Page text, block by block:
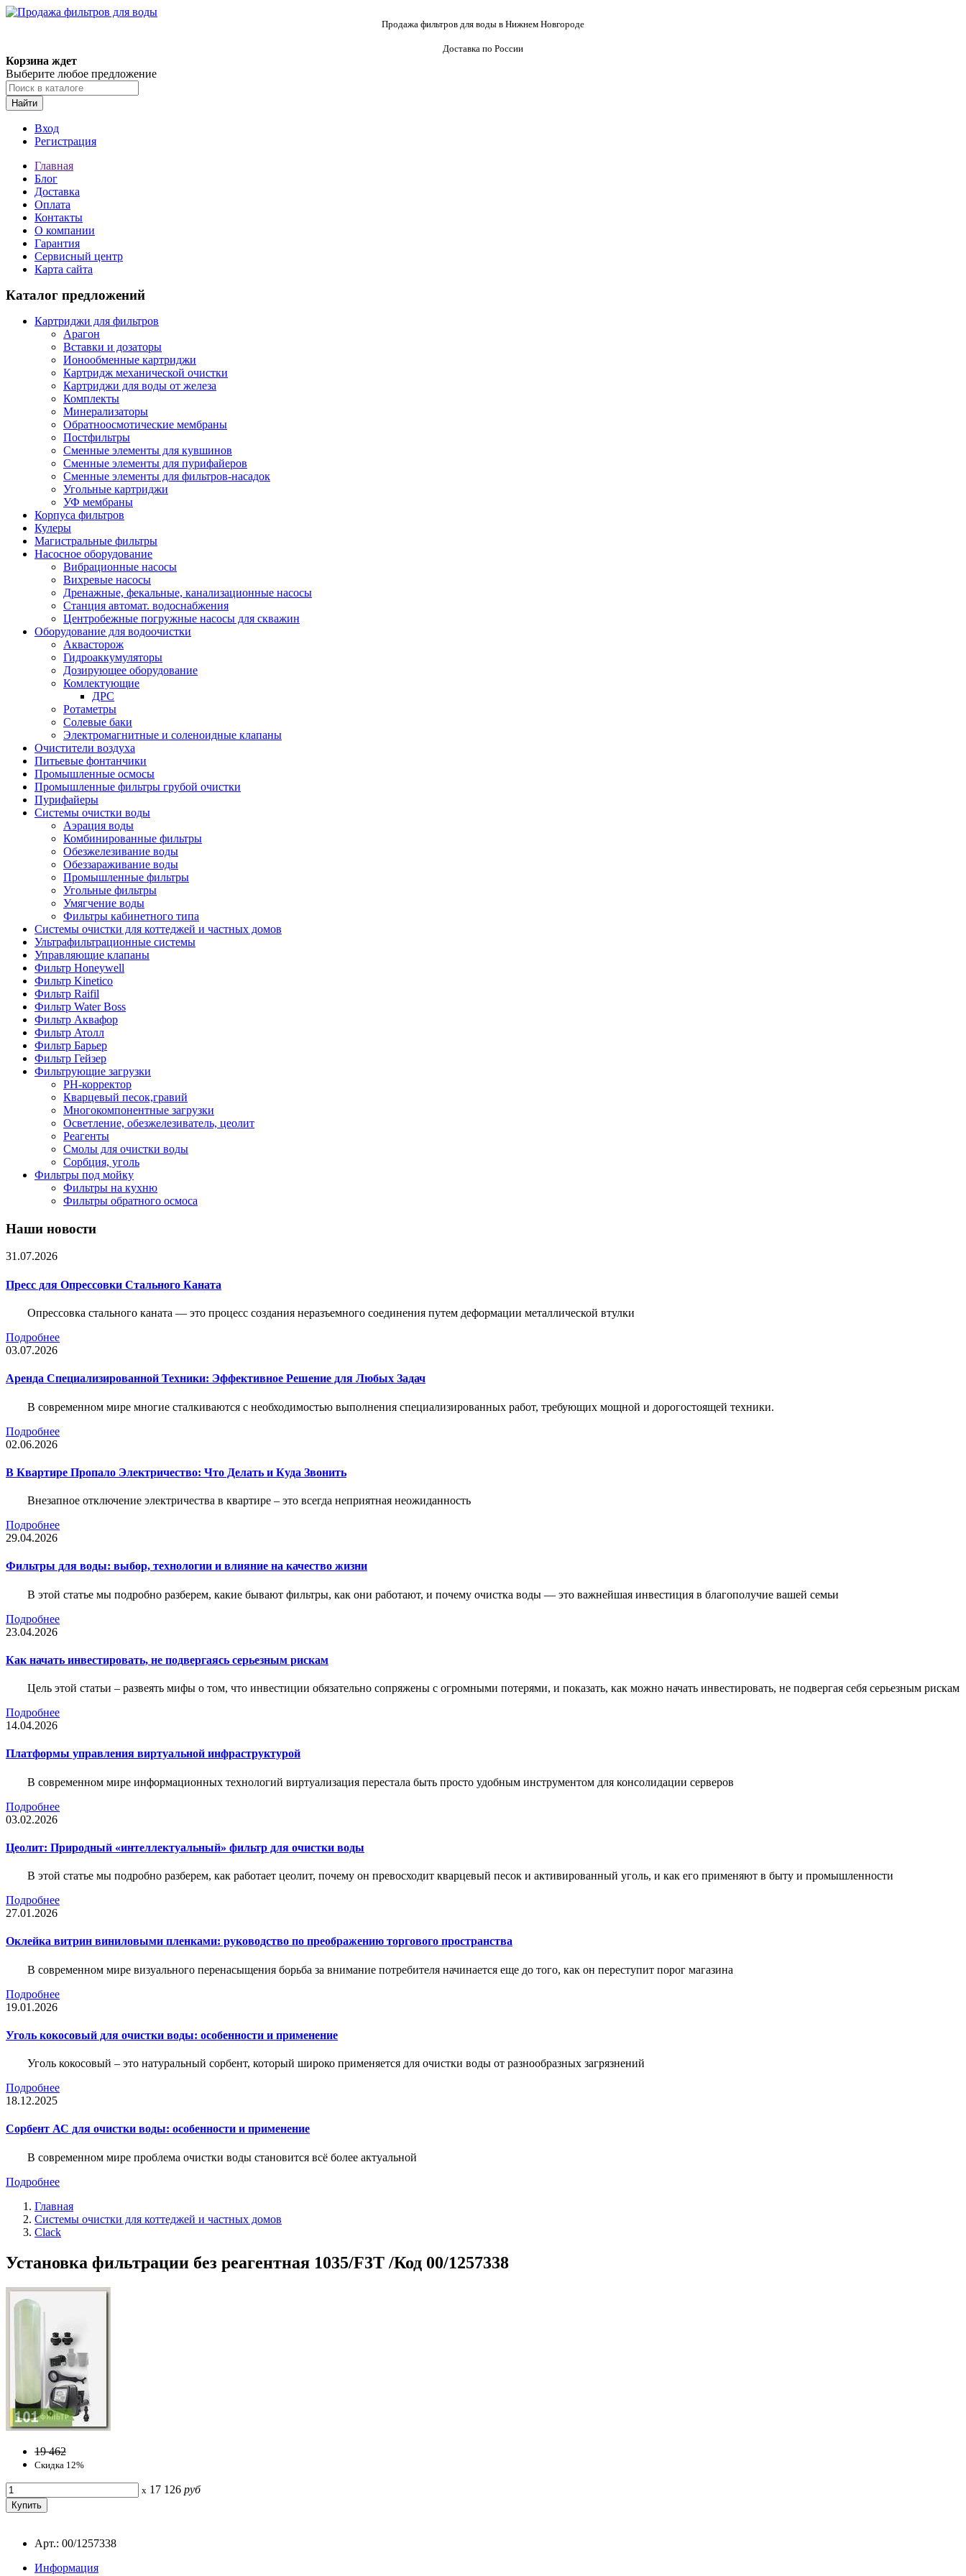
Продажа фильтров для воды в Нижнем Новгороде
Доставка по России
Корзина ждет
Выберите любое предложение
Найти
Вход
Регистрация
Главная
Блог
Доставка
Оплата
Контакты
О компании
Гарантия
Сервисный центр
Карта сайта
Каталог предложений
Картриджи для фильтров
Арагон
Вставки и дозаторы
Ионообменные картриджи
Картридж механической очистки
Картриджи для воды от железа
Комплекты
Минерализаторы
Обратноосмотические мембраны
Постфильтры
Сменные элементы для кувшинов
Сменные элементы для пурифайеров
Сменные элементы для фильтров-насадок
Угольные картриджи
УФ мембраны
Корпуса фильтров
Кулеры
Магистральные фильтры
Насосное оборудование
Вибрационные насосы
Вихревые насосы
Дренажные, фекальные, канализационные насосы
Станция автомат. водоснабжения
Центробежные погружные насосы для скважин
Оборудование для водоочистки
Аквасторож
Гидроаккумуляторы
Дозирующее оборудование
Комлектующие
ДРС
Ротаметры
Солевые баки
Электромагнитные и соленоидные клапаны
Очистители воздуха
Питьевые фонтанчики
Промышленные осмосы
Промышленные фильтры грубой очистки
Пурифайеры
Системы очистки воды
Аэрация воды
Комбинированные фильтры
Обезжелезивание воды
Обеззараживание воды
Промышленные фильтры
Угольные фильтры
Умягчение воды
Фильтры кабинетного типа
Системы очистки для коттеджей и частных домов
Ультрафильтрационные системы
Управляющие клапаны
Фильтр Honeywell
Фильтр Kinetico
Фильтр Raifil
Фильтр Water Boss
Фильтр Аквафор
Фильтр Атолл
Фильтр Барьер
Фильтр Гейзер
Фильтрующие загрузки
PH-корректор
Кварцевый песок,гравий
Многокомпонентные загрузки
Осветление, обезжелезиватель, цеолит
Реагенты
Смолы для очистки воды
Сорбция, уголь
Фильтры под мойку
Фильтры на кухню
Фильтры обратного осмоса
Наши новости
31.07.2026
Пресс для Опрессовки Стального Каната
Опрессовка стального каната — это процесс создания неразъемного соединения путем деформации металлической втулки
Подробнее
03.07.2026
Аренда Специализированной Техники: Эффективное Решение для Любых Задач
В современном мире многие сталкиваются с необходимостью выполнения специализированных работ, требующих мощной и дорогостоящей техники.
Подробнее
02.06.2026
В Квартире Пропало Электричество: Что Делать и Куда Звонить
Внезапное отключение электричества в квартире – это всегда неприятная неожиданность
Подробнее
29.04.2026
Фильтры для воды: выбор, технологии и влияние на качество жизни
В этой статье мы подробно разберем, какие бывают фильтры, как они работают, и почему очистка воды — это важнейшая инвестиция в благополучие вашей семьи
Подробнее
23.04.2026
Как начать инвестировать, не подвергаясь серьезным рискам
Цель этой статьи – развеять мифы о том, что инвестиции обязательно сопряжены с огромными потерями, и показать, как можно начать инвестировать, не подвергая себя серьезным рискам
Подробнее
14.04.2026
Платформы управления виртуальной инфраструктурой
В современном мире информационных технологий виртуализация перестала быть просто удобным инструментом для консолидации серверов
Подробнее
03.02.2026
Цеолит: Природный «интеллектуальный» фильтр для очистки воды
В этой статье мы подробно разберем, как работает цеолит, почему он превосходит кварцевый песок и активированный уголь, и как его применяют в быту и промышленности
Подробнее
27.01.2026
Оклейка витрин виниловыми пленками: руководство по преображению торгового пространства
В современном мире визуального перенасыщения борьба за внимание потребителя начинается еще до того, как он переступит порог магазина
Подробнее
19.01.2026
Уголь кокосовый для очистки воды: особенности и применение
Уголь кокосовый – это натуральный сорбент, который широко применяется для очистки воды от разнообразных загрязнений
Подробнее
18.12.2025
Сорбент АС для очистки воды: особенности и применение
В современном мире проблема очистки воды становится всё более актуальной
Подробнее
Главная
Системы очистки для коттеджей и частных домов
Clack
Установка фильтрации без реагентная 1035/F3T /Код 00/1257338
19 462
Скидка 12%
x 17 126 руб
Арт.: 00/1257338
Информация